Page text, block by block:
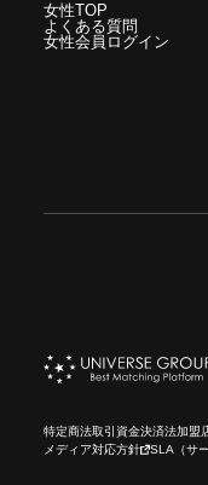
女性TOP
よくある質問
女性会員ログイン
特定商法取引 資金決済法加盟
メディア対応方針
SLA（サ